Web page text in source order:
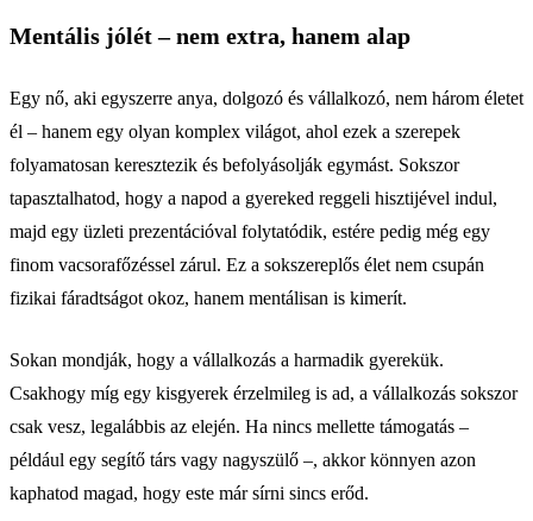
Mentális jólét – nem extra, hanem alap
Egy nő, aki egyszerre anya, dolgozó és vállalkozó, nem három életet
él – hanem egy olyan komplex világot, ahol ezek a szerepek
folyamatosan keresztezik és befolyásolják egymást. Sokszor
tapasztalhatod, hogy a napod a gyereked reggeli hisztijével indul,
majd egy üzleti prezentációval folytatódik, estére pedig még egy
finom vacsorafőzéssel zárul. Ez a sokszereplős élet nem csupán
fizikai fáradtságot okoz, hanem mentálisan is kimerít.
Sokan mondják, hogy a vállalkozás a harmadik gyerekük.
Csakhogy míg egy kisgyerek érzelmileg is ad, a vállalkozás sokszor
csak vesz, legalábbis az elején. Ha nincs mellette támogatás –
például egy segítő társ vagy nagyszülő –, akkor könnyen azon
kaphatod magad, hogy este már sírni sincs erőd.